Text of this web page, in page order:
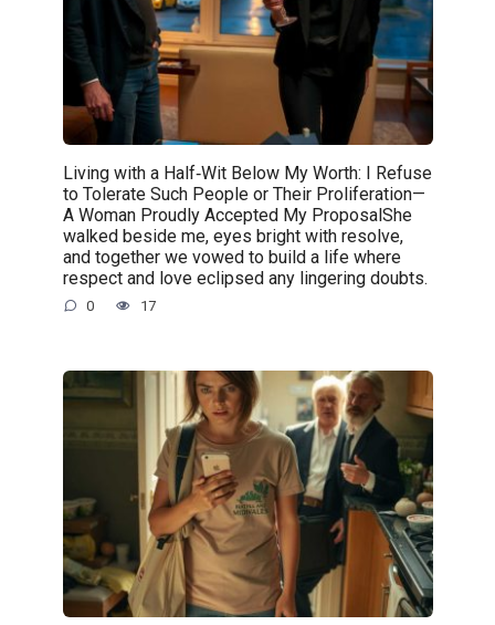
Living with a Half‑Wit Below My Worth: I Refuse
to Tolerate Such People or Their Proliferation—
A Woman Proudly Accepted My ProposalShe
walked beside me, eyes bright with resolve,
and together we vowed to build a life where
respect and love eclipsed any lingering doubts.
0 17